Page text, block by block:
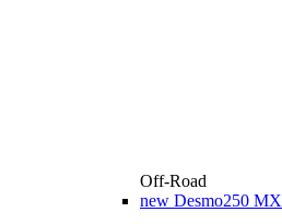
Off-Road
new Desmo250 MX